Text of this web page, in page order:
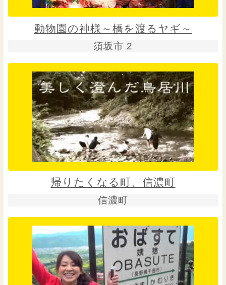
動物園の神様～橋を渡るヤギ～
須坂市 2
帰りたくなる町、信濃町
信濃町